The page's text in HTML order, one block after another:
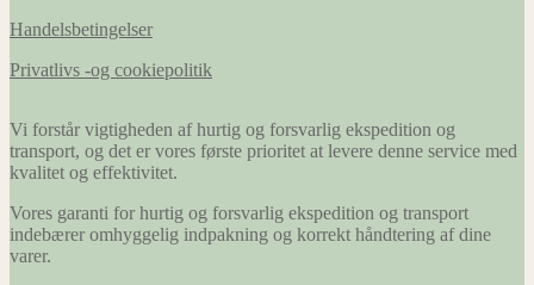
Handelsbetingelser
Privatlivs -og cookiepolitik
Vi forstår vigtigheden af hurtig og forsvarlig ekspedition og
transport, og det er vores første prioritet at levere denne service med
kvalitet og effektivitet.
Vores garanti for hurtig og forsvarlig ekspedition og transport
indebærer omhyggelig indpakning og korrekt håndtering af dine
varer.